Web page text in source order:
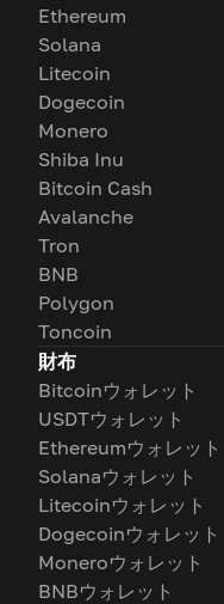
Ethereum
Solana
Litecoin
Dogecoin
Monero
Shiba Inu
Bitcoin Cash
Avalanche
Tron
BNB
Polygon
Toncoin
財布
Bitcoinウォレット
USDTウォレット
Ethereumウォレット
Solanaウォレット
Litecoinウォレット
Dogecoinウォレット
Moneroウォレット
BNBウォレット